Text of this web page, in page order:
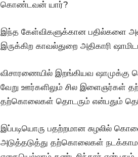
கொண்டவன் யார்?
இந்த கேள்விகளுக்கான பதில்களை
இருக்கிற காவல்துறை அதிகாரி
விசாரணையில் இறங்கியவ
வேறு ஊர்களிலும் சில இளைஞர்கள்
தற்கொலைகள் தொடரும் என்பதும்
இப்படியொரு பதற்றமான சுழலில்
அடுத்தடுத்து தற்கொலைகள் நடக்காமல்